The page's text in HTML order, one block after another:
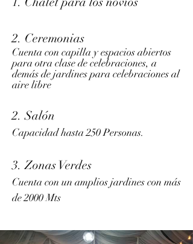
2. Ceremonias
Cuenta con capilla y espacios abiertos
para otra clase de celebraciones, a
demás de jardines para celebraciones al
aire libre
2. Salón
Capacidad hasta 250 Personas.
3. Zonas Verdes
Cuenta con un amplios jardines con más
de 2000 Mts